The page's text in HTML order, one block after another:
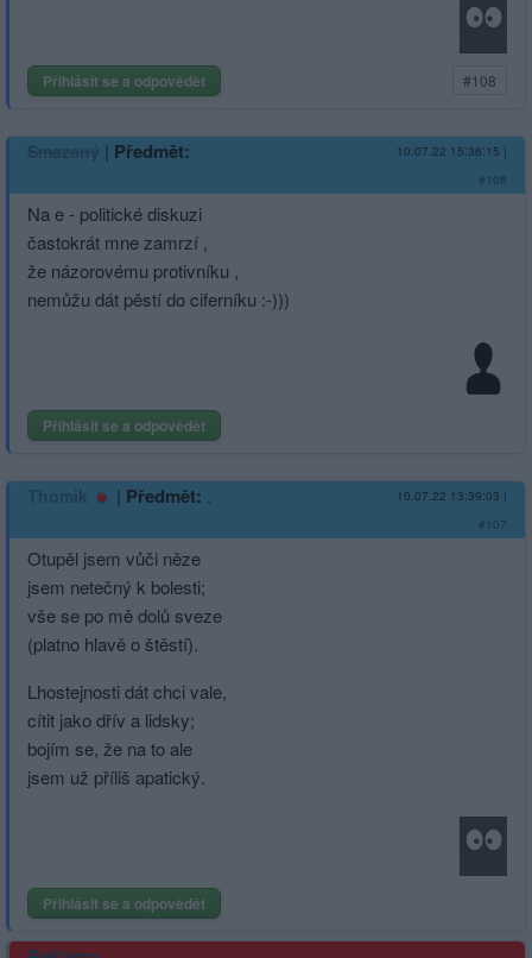
Přihlásit se a odpovědět #108
Smazaný | Předmět: 10.07.22 15:36:15 |
#108
Na e - politické diskuzi
častokrát mne zamrzí ,
že názorovému protivníku ,
nemůžu dát pěstí do ciferníku :-)))
Přihlásit se a odpovědět
Thomik | Předmět: . 10.07.22 13:39:03 |
#107
Otupěl jsem vůči něze
jsem netečný k bolesti;
vše se po mě dolů sveze
(platno hlavě o štěstí).
Lhostejnosti dát chci vale,
cítit jako dřív a lidsky;
bojím se, že na to ale
jsem už příliš apatický.
Přihlásit se a odpovědět